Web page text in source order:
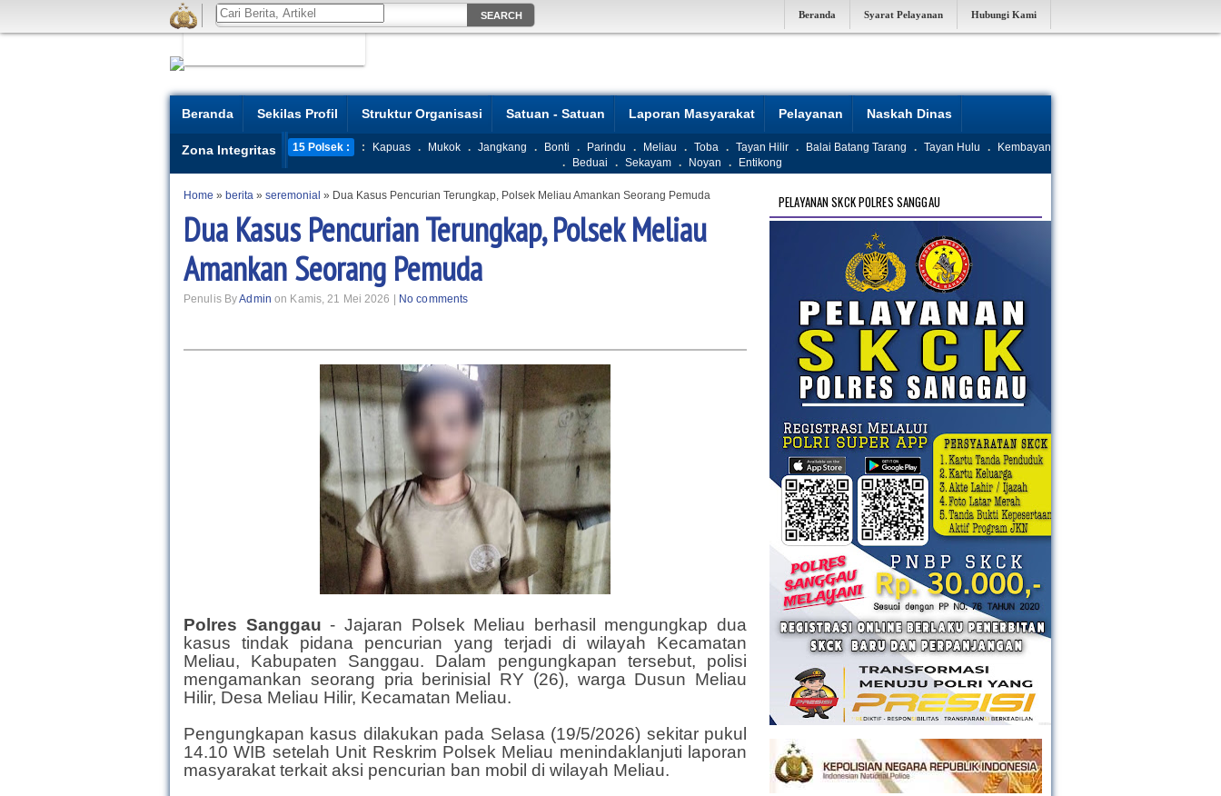
Beranda Syarat Pelayanan Hubungi Kami
Beranda Sekilas Profil Struktur Organisasi Satuan - Satuan Laporan Masyarakat Pelayanan Naskah Dinas
Zona Integritas 15 Polsek : : Kapuas . Mukok . Jangkang . Bonti . Parindu . Meliau . Toba . Tayan Hilir . Balai Batang Tarang . Tayan Hulu .
Kembayan
.
Beduai . Sekayam . Noyan . Entikong
Home » berita » seremonial » Dua Kasus Pencurian Terungkap, Polsek Meliau Amankan Seorang Pemuda
Dua Kasus Pencurian Terungkap, Polsek Meliau
Amankan Seorang Pemuda
Penulis ByAdmin on Kamis, 21 Mei 2026 | No comments
Polres Sanggau- Jajaran Polsek Meliau berhasil mengungkap dua
kasus tindak pidana pencurian yang terjadi di wilayah Kecamatan
Meliau, Kabupaten Sanggau. Dalam pengungkapan tersebut, polisi
mengamankan seorang pria berinisial RY (26), warga Dusun Meliau
Hilir, Desa Meliau Hilir, Kecamatan Meliau.
Pengungkapan kasus dilakukan pada Selasa (19/5/2026) sekitar pukul
14.10 WIB setelah Unit Reskrim Polsek Meliau menindaklanjuti laporan
masyarakat terkait aksi pencurian ban mobil di wilayah Meliau.
PELAYANAN SKCK POLRES SANGGAU